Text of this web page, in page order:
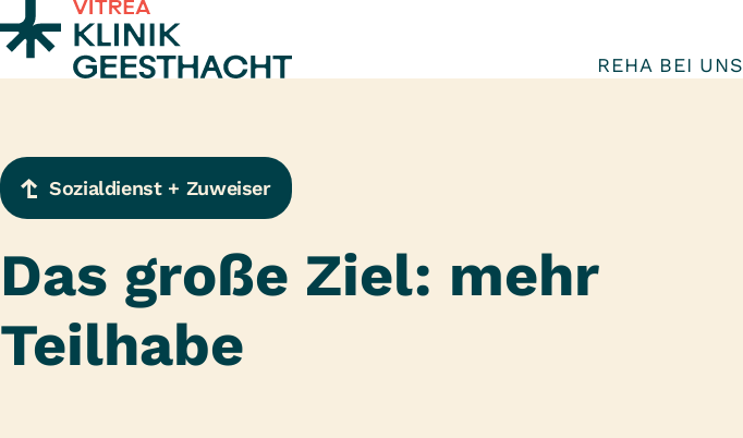
Zum Inhalt springen
REHA BEI UNS
Sozialdienst + Zuweiser
Das große Ziel: mehr
Teilhabe